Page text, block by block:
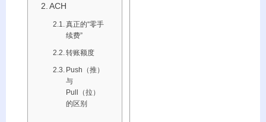
ACH
真正的“零手
续费”
转账额度
Push（推）
与
Pull（拉）
的区别